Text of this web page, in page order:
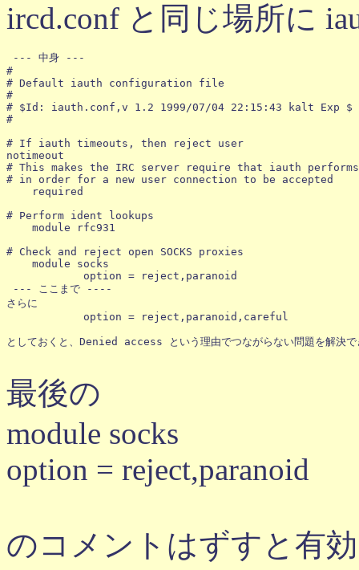
ircd.conf と同じ場所に
--- 中身 ---
#
# Default iauth configuration file
#
# $Id: iauth.conf,v 1.2 1999/07/04 22:15:43 kalt Exp $
#
# If iauth timeouts, then reject user
notimeout
# This makes the IRC server require that iauth
# in order for a new user connection to be accepted
    required
# Perform ident lookups
    module rfc931
# Check and reject open SOCKS proxies
    module socks
--- ここまで ----
さらに
としておくと、Denied access という理由でつながらない問題を解決で
最後の
module socks
option = reject,paranoid
のコメントはずすと有